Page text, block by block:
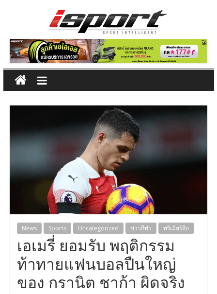
ข่าว
กีฬา
News Sports Uncategorized ข่าวกีฬา พรีเมียร์ลีก
เอเมรี่ ยอมรับ พฤติกรรม
ท้าทายแฟนบอลปืนใหญ่
ของ กรานิต ชาก้า ผิดจริง